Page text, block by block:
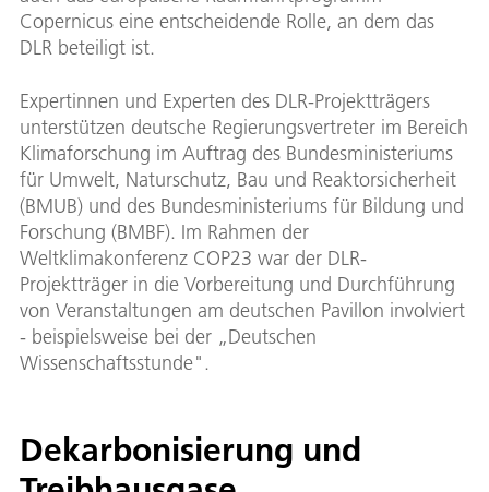
Copernicus eine entscheidende Rolle, an dem das
DLR beteiligt ist.
Expertinnen und Experten des DLR-Projektträgers
unterstützen deutsche Regierungsvertreter im Bereich
Klimaforschung im Auftrag des Bundesministeriums
für Umwelt, Naturschutz, Bau und Reaktorsicherheit
(BMUB) und des Bundesministeriums für Bildung und
Forschung (BMBF). Im Rahmen der
Weltklimakonferenz COP23 war der DLR-
Projektträger in die Vorbereitung und Durchführung
von Veranstaltungen am deutschen Pavillon involviert
- beispielsweise bei der „Deutschen
Wissenschaftsstunde".
Dekarbonisierung und